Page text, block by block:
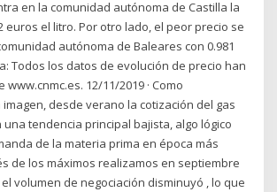
en la comunidad autónoma de Castilla la
euros el litro. Por otro lado, el peor precio se
autónoma de Baleares con 0.981
Todos los datos de evolución de precio han
12/11/2019 · Como
desde verano la cotización del gas
tendencia principal bajista, algo lógico
de la materia prima en época más
de los máximos realizamos en septiembre
volumen de negociación disminuyó , lo que